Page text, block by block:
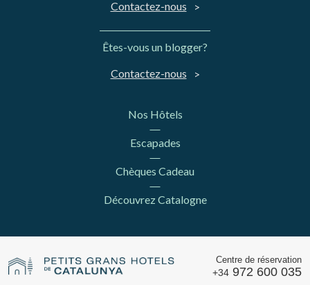
Contactez-nous
Êtes-vous un blogger?
Contactez-nous
Nos Hôtels
Escapades
Chèques Cadeau
Découvrez Catalogne
Centre de réservation
+34 972 600 035